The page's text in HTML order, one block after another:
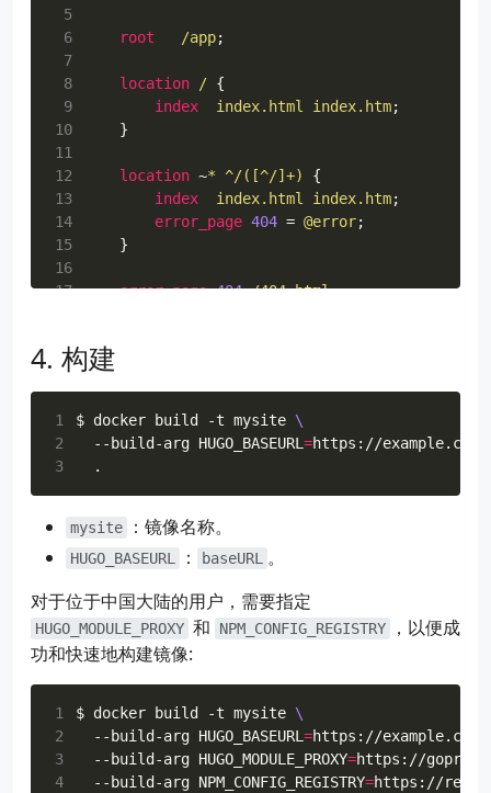
5
6
root /app;
7
8
location / {
9
index index.html index.htm;
10
}
11
12
location ~* ^/([^/]+)
{
13
index index.html index.htm;
14
error_page 404 = @error;
15
}
16
17
error_page 404 /404.html;
20
构建
1 $ docker build -t mysite
2
  --build-arg
HUGO_BASEURL =https://example.com
3
mysite ：镜像名称。
HUGO_BASEURL ： baseURL
。
对于位于中国大陆的用户，需要指定
HUGO_MODULE_PROXY 和 NPM_CONFIG_REGISTRY
，以便成
功和快速地构建镜像:
1 $ docker build -t mysite
2
  --build-arg
HUGO_BASEURL =https://example.com
3
  --build-arg
HUGO_MODULE_PROXY=https://
4
  --build-arg
NPM_CONFIG_REGISTRY=https://